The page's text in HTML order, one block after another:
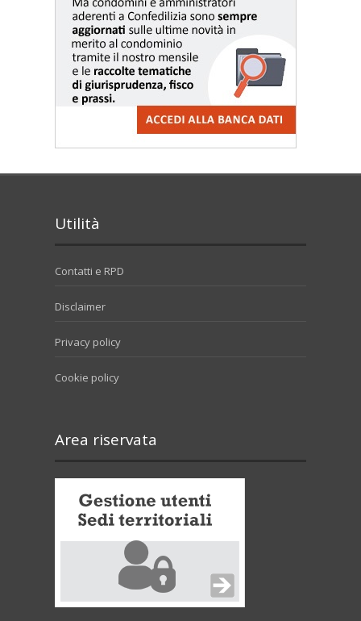
Utilità
Contatti e RPD
Disclaimer
Privacy policy
Cookie policy
Area riservata